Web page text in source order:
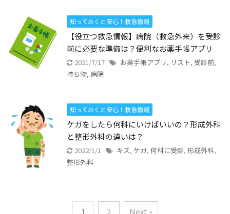
知っておくと安心！救急情報
【役立つ救急情報】病院（救急外来）を受診
前に必要な準備は？便利なお薬手帳アプリ
2021/7/17 お薬手帳アプリ , リスト, 受診前,
持ち物, 病院
知っておくと安心！救急情報
ケガをしたら何科にいけばいいの？形成外科
と整形外科の違いは？
2022/1/1 キズ, ケガ, 何科に受診, 形成外科,
整形外科
1 2 Next »